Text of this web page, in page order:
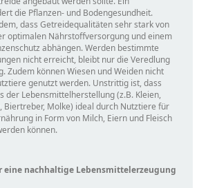
die Pflanzen- und Bodengesundheit.
dass Getreidequalitäten sehr stark von
optimalen Nährstoffversorgung und einem
abhängen. Werden bestimmte
nicht erreicht, bleibt nur die Veredlung
Zudem können Wiesen und Weiden nicht
genutzt werden. Unstrittig ist, dass
der Lebensmittelherstellung (z.B. Kleien,
Biertreber, Molke) ideal durch Nutztiere für
in Form von Milch, Eiern und Fleisch
können.
eine nachhaltige Lebensmittelerzeugung